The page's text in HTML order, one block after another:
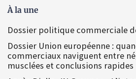
À la une
Dossier politique commerciale
Dossier Union européenne :
commerciaux naviguent entre
musclées et conclusions rapides